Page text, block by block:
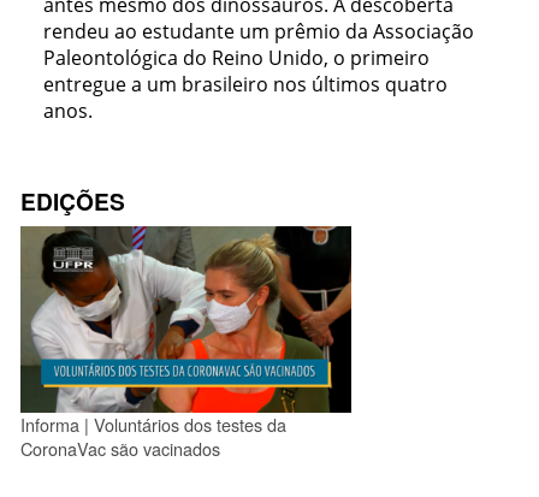
rendeu ao estudante um prêmio da Associação
Paleontológica do Reino Unido, o primeiro
entregue a um brasileiro nos últimos quatro
anos.
EDIÇÕES
Informa | Voluntários dos testes da
CoronaVac são vacinados